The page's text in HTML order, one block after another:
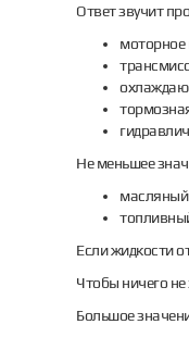
Ответ звучит
моторное
Не меньшее
Если жидкости
Чтобы ничего
Большое